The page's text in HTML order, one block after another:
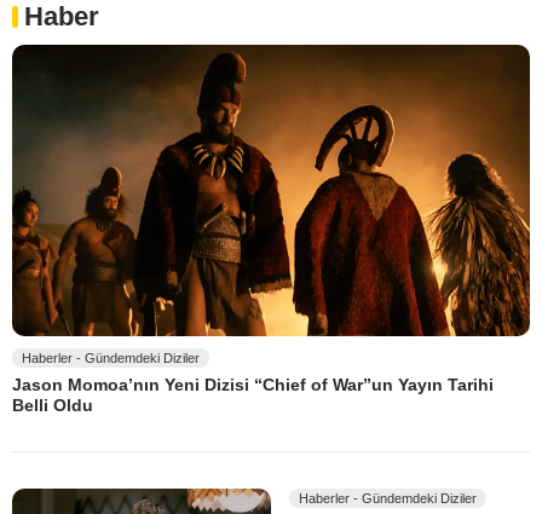
Haber
Haberler - Gündemdeki Diziler
Jason Momoa’nın Yeni Dizisi “Chief of War”un Yayın Tarihi
Belli Oldu
Haberler - Gündemdeki Diziler